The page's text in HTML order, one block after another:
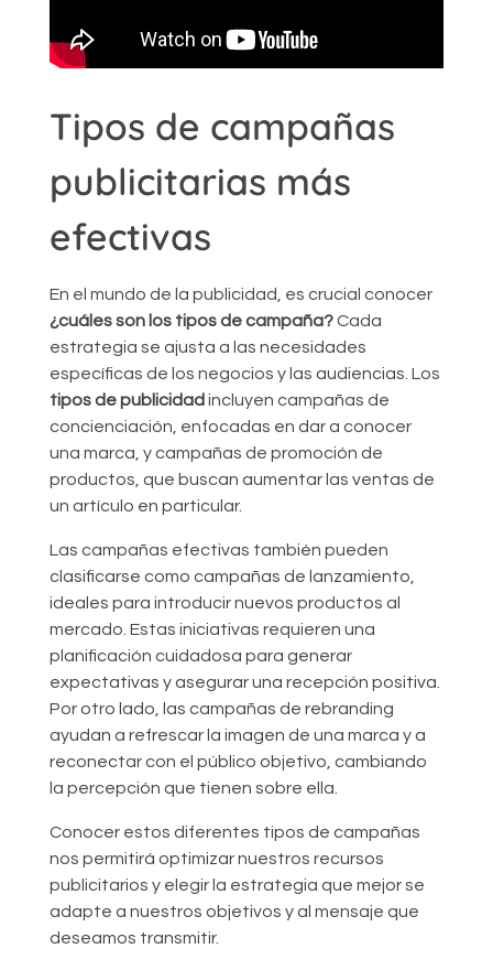
Tipos de campañas
publicitarias más
efectivas
En el mundo de la publicidad, es crucial conocer
¿cuáles son los tipos de campaña?Cada
estrategia se ajusta a las necesidades
específicas de los negocios y las audiencias. Los
tipos de publicidad incluyen campañas de
concienciación, enfocadas en dar a conocer
una marca, y campañas de promoción de
productos, que buscan aumentar las ventas de
un artículo en particular.
Las campañas efectivas también pueden
clasificarse como campañas de lanzamiento,
ideales para introducir nuevos productos al
mercado. Estas iniciativas requieren una
planificación cuidadosa para generar
expectativas y asegurar una recepción positiva.
Por otro lado, las campañas de rebranding
ayudan a refrescar la imagen de una marca y a
reconectar con el público objetivo, cambiando
la percepción que tienen sobre ella.
Conocer estos diferentes tipos de campañas
nos permitirá optimizar nuestros recursos
publicitarios y elegir la estrategia que mejor se
adapte a nuestros objetivos y al mensaje que
deseamos transmitir.